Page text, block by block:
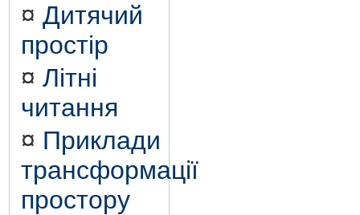
¤ Дитячий
простір
¤ Літні
читання
¤ Приклади
трансформації
простору